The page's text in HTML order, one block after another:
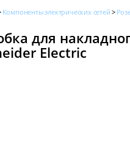
Компоненты электрических сетей
для
Electric